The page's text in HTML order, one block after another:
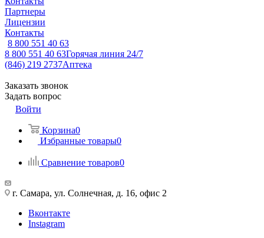
Партнеры
Лицензии
Контакты
8 800 551 40 63
8 800 551 40 63Горячая линия 24/7
(846) 219 2737Аптека
Заказать звонок
Задать вопрос
Войти
Корзина0
Избранные товары0
Сравнение товаров0
г. Самара, ул. Солнечная, д. 16, офис 2
Вконтакте
Instagram